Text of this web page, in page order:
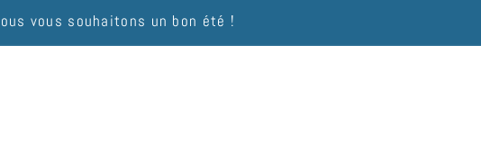
vous souhaitons un bon été !